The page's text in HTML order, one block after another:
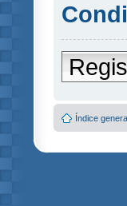
Índice